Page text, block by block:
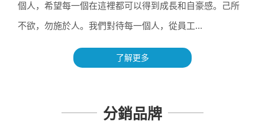
個人，希望每一個在這裡都可以得到成長和自豪感。己所
不欲，勿施於人。我們對待每一個人，從員工...
了解更多
分銷品牌